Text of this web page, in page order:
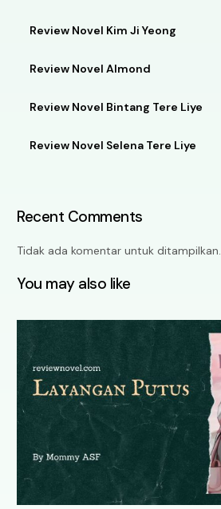
Review Novel Kim Ji Yeong
Review Novel Almond
Review Novel Bintang Tere Liye
Review Novel Selena Tere Liye
Recent Comments
Tidak ada komentar untuk ditampilkan.
You may also like